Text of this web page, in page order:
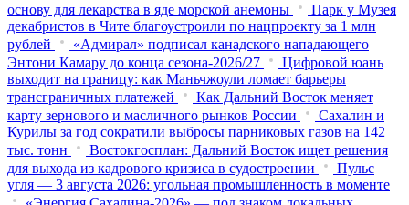
основу для лекарства в яде морской анемоны
Парк у Музея
декабристов в Чите благоустроили по нацпроекту за 1 млн
рублей
«Адмирал» подписал канадского нападающего
Энтони Камару до конца сезона-2026/27
Цифровой юань
выходит на границу: как Маньчжоули ломает барьеры
трансграничных платежей
Как Дальний Восток меняет
карту зернового и масличного рынков России
Сахалин и
Курилы за год сократили выбросы парниковых газов на 142
тыс. тонн
Востокгосплан: Дальний Восток ищет решения
для выхода из кадрового кризиса в судостроении
Пульс
угля — 3 августа 2026: угольная промышленность в моменте